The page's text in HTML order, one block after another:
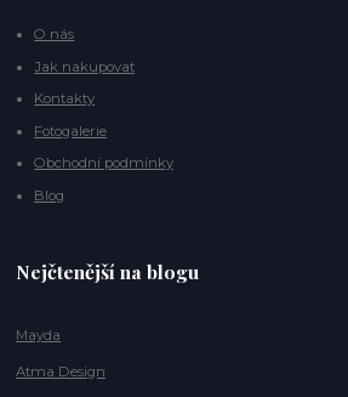
O nás
Jak nakupovat
Kontakty
Fotogalerie
Obchodní podmínky
Blog
Nejčtenější na blogu
Mayda
Atma Design